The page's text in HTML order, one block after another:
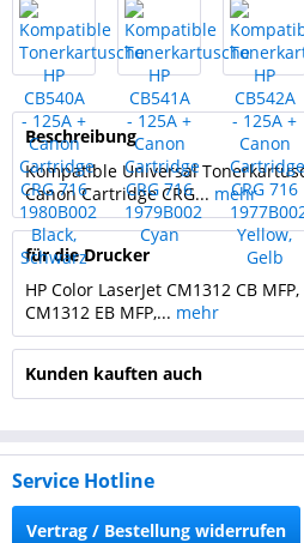
Beschreibung
Kompatible Universal
Canon Cartridge CRG... mehr
für die Drucker
HP Color LaserJet CM1312 CB
CM1312 EB MFP,... mehr
Kunden kauften auch
Service Hotline
Vertrag / Bestellung widerrufen